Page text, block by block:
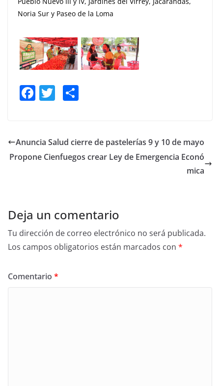
Noria Sur y Paseo de la Loma
F
e
b
T
er e
Anuncia Salud cierre de pastelerías 9 y 10 de mayo
Propone Cienfuegos crear Ley de Emergencia Econó
mica
Deja un comentario
Tu dirección de correo electrónico no será publicada.
Los campos obligatorios están marcados con *
Comentario *